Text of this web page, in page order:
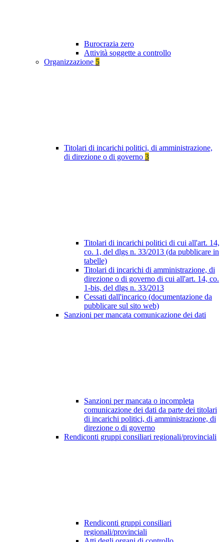
Burocrazia zero
Attività soggette a controllo
Organizzazione 5
Titolari di incarichi politici, di amministrazione,
di direzione o di governo 3
Titolari di incarichi politici di cui all'art. 14,
co. 1, del dlgs n. 33/2013 (da pubblicare in
tabelle)
Titolari di incarichi di amministrazione, di
direzione o di governo di cui all'art. 14, co.
1-bis, del dlgs n. 33/2013
Cessati dall'incarico (documentazione da
pubblicare sul sito web)
Sanzioni per mancata comunicazione dei dati
Sanzioni per mancata o incompleta
comunicazione dei dati da parte dei titolari
di incarichi politici, di amministrazione, di
direzione o di governo
Rendiconti gruppi consiliari regionali/provinciali
Rendiconti gruppi consiliari
regionali/provinciali